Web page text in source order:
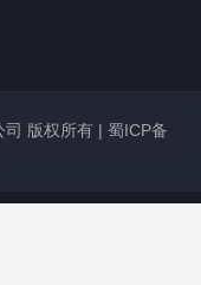
版权所有 | 蜀ICP备